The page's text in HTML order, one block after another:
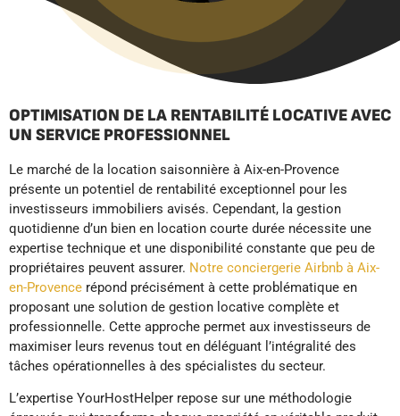
OPTIMISATION DE LA RENTABILITÉ LOCATIVE AVEC
UN SERVICE PROFESSIONNEL
Le marché de la location saisonnière à Aix-en-Provence
présente un potentiel de rentabilité exceptionnel pour les
investisseurs immobiliers avisés. Cependant, la gestion
quotidienne d’un bien en location courte durée nécessite une
expertise technique et une disponibilité constante que peu de
propriétaires peuvent assurer. Notre conciergerie Airbnb à Aix-
en-Provence répond précisément à cette problématique en
proposant une solution de gestion locative complète et
professionnelle. Cette approche permet aux investisseurs de
maximiser leurs revenus tout en déléguant l’intégralité des
tâches opérationnelles à des spécialistes du secteur.
L’expertise YourHostHelper repose sur une méthodologie